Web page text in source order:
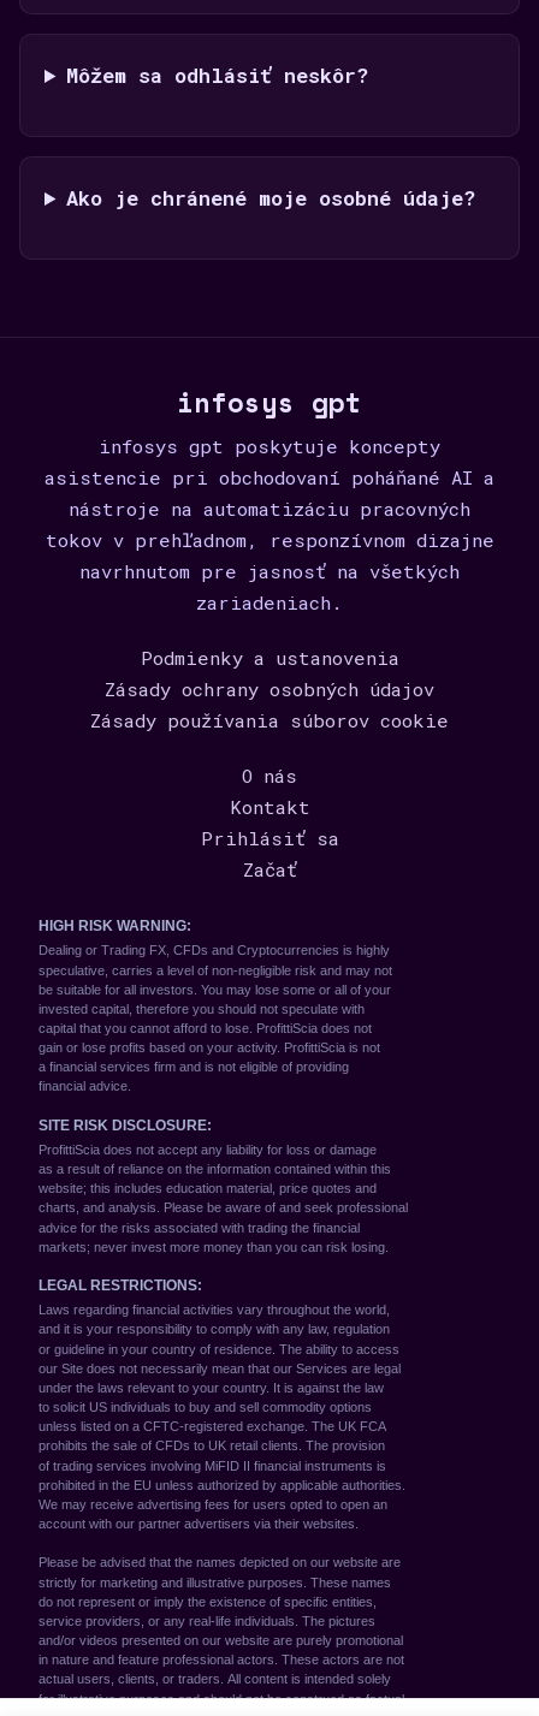
Môžem sa odhlásiť neskôr?
Ako je chránené moje osobné údaje?
infosys gpt
infosys gpt poskytuje koncepty
asistencie pri obchodovaní poháňané AI a
nástroje na automatizáciu pracovných
tokov v prehľadnom, responzívnom dizajne
navrhnutom pre jasnosť na všetkých
zariadeniach.
Podmienky a ustanovenia
Zásady ochrany osobných údajov
Zásady používania súborov cookie
O nás
Kontakt
Prihlásiť sa
Začať